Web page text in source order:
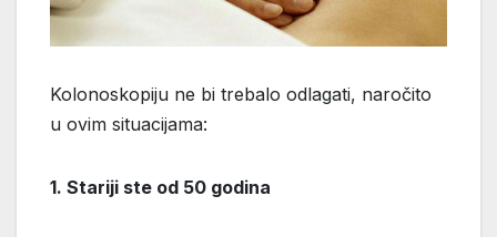
Kolonoskopiju ne bi trebalo odlagati, naročito
u ovim situacijama:
1. Stariji ste od 50 godina